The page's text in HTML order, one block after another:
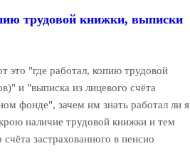
трудовой книжки, выписки
это "где работал, копию трудовой
и "выписка из лицевого счёта
фонде", зачем им знать работал ли я
наличие трудовой книжки и тем
застрахованного в пенсио